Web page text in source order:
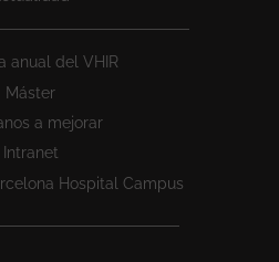
anual del VHIR
Máster
a mejorar
Intranet
Hospital Campus